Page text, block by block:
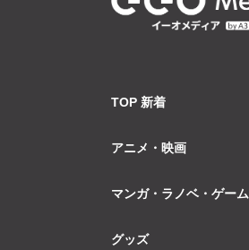
TOP 新着
アニメ・映画
マンガ・ラノベ・ゲーム
グッズ